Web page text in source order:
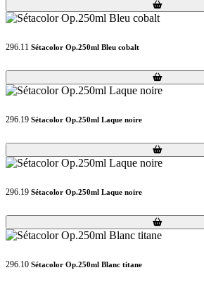
Loading...
Loading...
296.11 Sétacolor Op.250ml Bleu cobalt
Loading...
Loading...
296.19 Sétacolor Op.250ml Laque noire
Loading...
Loading...
296.19 Sétacolor Op.250ml Laque noire
Loading...
Loading...
296.10 Sétacolor Op.250ml Blanc titane